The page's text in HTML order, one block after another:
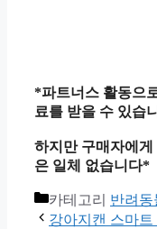
*파트너스 활동으
료를 받을 수 있습
하지만 구매자에
은 일체 없습니다*
카테고리 반려동
강아지캔 스마